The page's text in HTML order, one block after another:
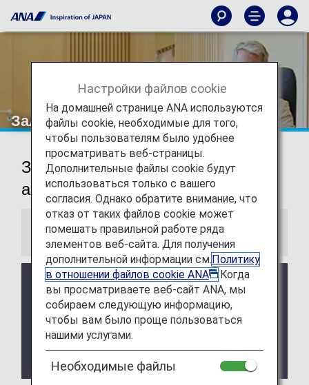
Зал ожидания в аэропорту Уханя
Зал ожидания в международном
аэропорту Таньхэ (Ухань)
Информация
Услуги и часы работы стороннего зала ожидания
могут быть изменены без предварительного
уведомления.
В зависимости от страны или штата, в котором
ограничения на условия доступа.
Настройки файлов cookie
На домашней странице ANA используются
файлы cookie, необходимые для того,
чтобы пользователям было удобнее
просматривать веб-страницы.
Дополнительные файлы cookie будут
использоваться только с вашего
согласия. Однако обратите внимание, что
отказ от таких файлов cookie может
помешать правильной работе ряда
элементов веб-сайта. Для получения
дополнительной информации см.Политику
в отношении файлов cookie ANA
.Когда
вы просматриваете веб-сайт ANA, мы
собираем следующую информацию,
чтобы вам было проще пользоваться
нашими услугами.
Необходимые файлы